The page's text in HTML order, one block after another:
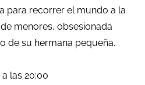
para recorrer el mundo a la
menores, obsesionada
de su hermana pequeña.
las 20:00